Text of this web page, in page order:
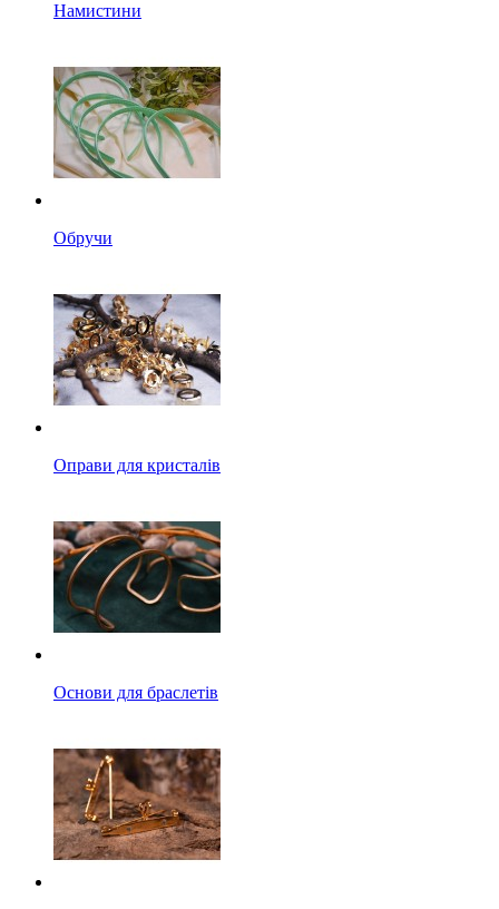
Намистини
Обручи
Оправи для кристалів
Основи для браслетів